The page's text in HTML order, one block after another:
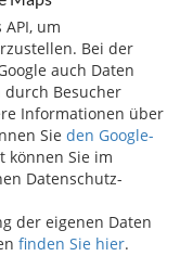
um
Bei der
auch Daten
Besucher
Informationen über
Sie den Google-
können Sie im
Datenschutz-
der eigenen Daten
finden Sie hier.